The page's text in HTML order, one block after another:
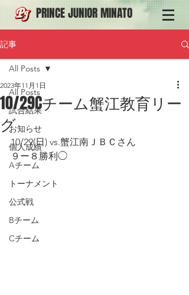
PRINCE JUNIOR MINATO
記事
All Posts
試合結果
お知らせ
個人成績
Aチーム
トーナメント
公式戦
Bチーム
Cチーム
All Posts
10/29Cチーム蟹江教育リー
グ
2023年11月1日
10/29(日) vs.蟹江南ＪＢＣさん
９ー８勝利◯